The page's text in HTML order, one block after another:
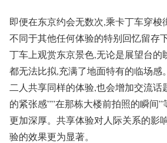
即便在东京约会无数次,乘卡丁车穿梭
不同于其他任何体验的特别回忆留存
丁车上观赏东京景色,无论是展望台的
都无法比拟,充满了地面特有的临场感。
二人共享同样的体验,也会增加交流话
的紧张感””在那栋大楼前拍照的瞬间
更加深厚。共享体验对人际关系的影
验的效果更为显著。